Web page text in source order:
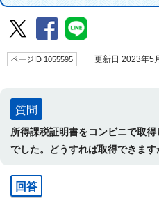
ページID 1055595 更新日 2023年5
質問
所得課税証明書をコンビニで取
でした。どうすれば取得できます
回答